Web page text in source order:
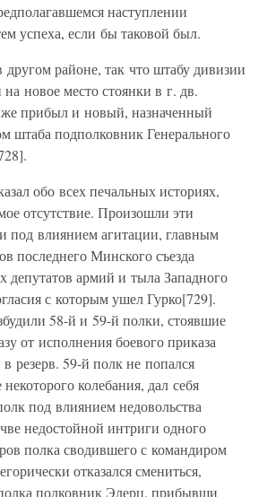
наступлении
успеха, если бы таковой был.
районе, так что штабу дивизии
новое место стоянки в г. дв.
прибыл и новый, назначенный
штаба подполковник Генерального
обо всех печальных историях,
отсутствие. Произошли эти
под влиянием агитации, главным
последнего Минского съезда
депутатов армий и тыла Западного
с которым ушел Гурко[729].
58-й и 59-й полки, стоявшие
от исполнения боевого приказа
резерв. 59-й полк не попался
колебания, дал себя
под влиянием недовольства
недостойной интриги одного
полка сводившего с командиром
отказался смениться,
полковник Элерц, прибывши